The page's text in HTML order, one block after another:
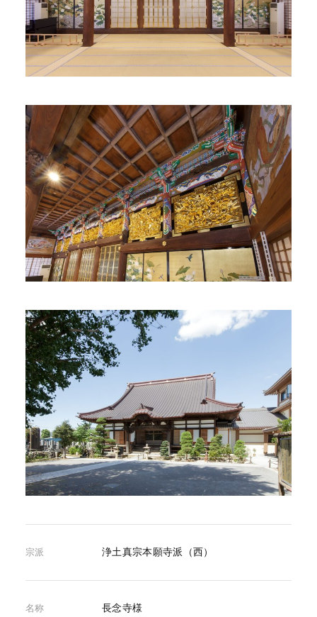
宗派 浄土真宗本願寺派（西）
名称 長念寺様